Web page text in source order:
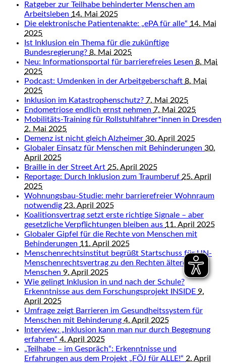
Ratgeber zur Teilhabe behinderter Menschen am
Arbeitsleben 14. Mai 2025
Die elektronische Patientenakte: „ePA für alle“ 14. Mai
2025
Ist Inklusion ein Thema für die zukünftige
Bundesregierung? 8. Mai 2025
Neu: Informationsportal für barrierefreies Lesen 8. Mai
2025
Podcast: Umdenken in der Arbeitgeberschaft 8. Mai
2025
Inklusion im Katastrophenschutz? 7. Mai 2025
Endometriose endlich ernst nehmen 7. Mai 2025
Mobilitäts-Training für Rollstuhlfahrer*innen in Dresden
2. Mai 2025
Demenz ist nicht gleich Alzheimer 30. April 2025
Globaler Einsatz für Menschen mit Behinderungen 30.
April 2025
Braille in der Street Art 25. April 2025
Reportage: Durch Inklusion zum Traumberuf 25. April
2025
Wohnungsbau-Studie: mehr barrierefreier Wohnraum
notwendig 23. April 2025
Koalitionsvertrag setzt erste richtige Signale – aber
gesetzliche Verpflichtungen bleiben aus 11. April 2025
Globaler Gipfel für die Rechte von Menschen mit
Behinderungen 11. April 2025
Menschenrechtsinstitut begrüßt Startschuss für UN-
Menschenrechtsvertrag zu den Rechten älterer
Menschen 9. April 2025
Wie gelingt Inklusion in und nach der Schule?
Erkenntnisse aus dem Forschungsprojekt INSIDE 9.
April 2025
Umfrage zeigt Barrieren im Gesundheitssystem für
Menschen mit Behinderung 4. April 2025
Interview: „Inklusion kann man nur durch Begegnung
erfahren“ 4. April 2025
„Teilhabe – im Gespräch“: Erkenntnisse und
Erfahrungen aus dem Projekt „FÖJ für ALLE!“ 2. April